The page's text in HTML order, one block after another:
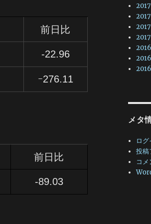
前日比
-22.96
ｰ276.11
前日比
-89.03
メタ
ログ
投稿
コ